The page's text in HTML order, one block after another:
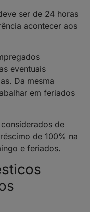
ser de 24 horas
acontecer aos
eventuais
Da mesma
em feriados
de
de 100% na
e feriados.